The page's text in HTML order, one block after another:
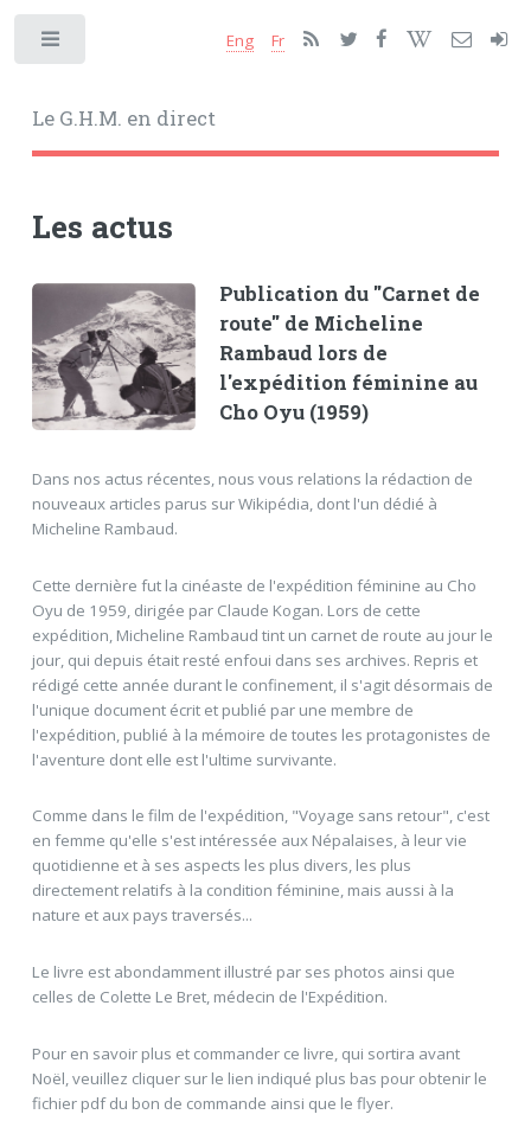
Le G.H.M. en direct
Eng Fr
Les actus
Publication du ''Carnet de
route'' de Micheline
Rambaud lors de
l'expédition féminine au
Cho Oyu (1959)
Dans nos actus récentes, nous vous relations la rédaction de
nouveaux articles parus sur Wikipédia, dont l'un dédié à
Micheline Rambaud.
Cette dernière fut la cinéaste de l'expédition féminine au Cho
Oyu de 1959, dirigée par Claude Kogan. Lors de cette
expédition, Micheline Rambaud tint un carnet de route au jour le
jour, qui depuis était resté enfoui dans ses archives. Repris et
rédigé cette année durant le confinement, il s'agit désormais de
l'unique document écrit et publié par une membre de
l'expédition, publié à la mémoire de toutes les protagonistes de
l'aventure dont elle est l'ultime survivante.
Comme dans le film de l'expédition, "Voyage sans retour", c'est
en femme qu'elle s'est intéressée aux Népalaises, à leur vie
quotidienne et à ses aspects les plus divers, les plus
directement relatifs à la condition féminine, mais aussi à la
nature et aux pays traversés...
Le livre est abondamment illustré par ses photos ainsi que
celles de Colette Le Bret, médecin de l'Expédition.
Pour en savoir plus et commander ce livre, qui sortira avant
Noël, veuillez cliquer sur le lien indiqué plus bas pour obtenir le
fichier pdf du bon de commande ainsi que le flyer.